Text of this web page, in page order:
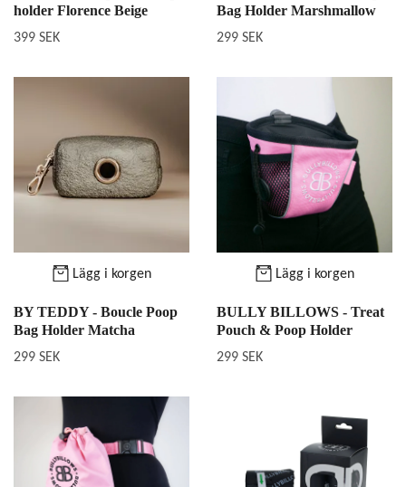
holder Florence Beige
399 SEK
Bag Holder Marshmallow
299 SEK
Lägg i korgen
BY TEDDY - Boucle Poop
Bag Holder Matcha
299 SEK
Lägg i korgen
BULLY BILLOWS - Treat
Pouch & Poop Holder
299 SEK